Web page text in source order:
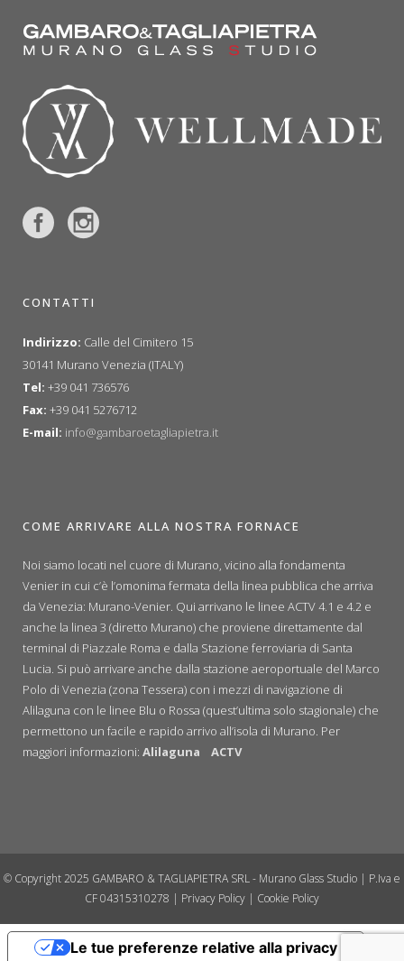
CONTATTI
Indirizzo: Calle del Cimitero 15
30141 Murano Venezia (ITALY)
Tel: +39 041 736576
Fax: +39 041 5276712
E-mail: info@gambaroetagliapietra.it
COME ARRIVARE ALLA NOSTRA FORNACE
Noi siamo locati nel cuore di Murano, vicino alla fondamenta
Venier in cui c’è l’omonima fermata della linea pubblica che arriva
da Venezia: Murano-Venier. Qui arrivano le linee ACTV 4.1 e 4.2 e
anche la linea 3 (diretto Murano) che proviene direttamente dal
terminal di Piazzale Roma e dalla Stazione ferroviaria di Santa
Lucia. Si può arrivare anche dalla stazione aeroportuale del Marco
Polo di Venezia (zona Tessera) con i mezzi di navigazione di
Alilaguna con le linee Blu o Rossa (quest’ultima solo stagionale) che
permettono un facile e rapido arrivo all’isola di Murano. Per
maggiori informazioni: Alilaguna ACTV
© Copyright 2025 GAMBARO & TAGLIAPIETRA SRL - Murano Glass Studio | P.Iva e
CF 04315310278 | Privacy Policy | Cookie Policy
Le tue preferenze relative alla privacy